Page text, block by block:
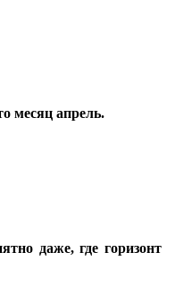
месяц апрель.
даже, где горизонт